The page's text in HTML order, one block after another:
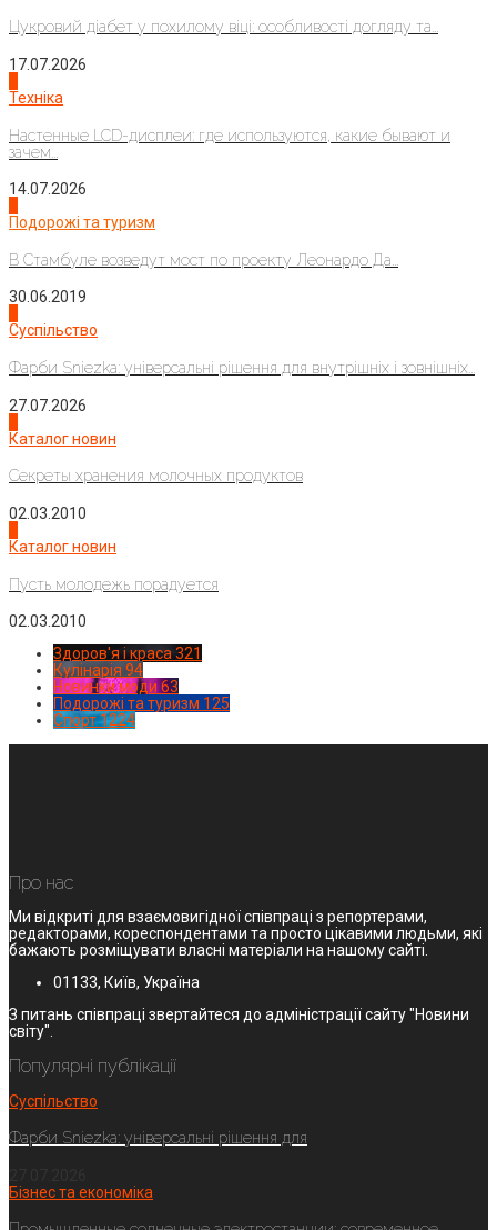
Цукровий діабет у похилому віці: особливості догляду та...
17.07.2026
Техніка
Настенные LCD-дисплеи: где используются, какие бывают и
зачем...
14.07.2026
Подорожі та туризм
В Стамбуле возведут мост по проекту Леонардо Да...
30.06.2019
Суспільство
Фарби Sniezka: універсальні рішення для внутрішніх і зовнішніх...
27.07.2026
Каталог новин
Секреты хранения молочных продуктов
02.03.2010
Каталог новин
Пусть молодежь порадуется
02.03.2010
Здоров'я і краса 321
Кулінарія 94
Новинки моди 63
Подорожі та туризм 125
Спорт1224
Про нас
Ми відкриті для взаємовигідної співпраці з репортерами,
редакторами, кореспондентами та просто цікавими людьми, які
бажають розміщувати власні матеріали на нашому сайті.
01133, Київ, Україна
З питань співпраці звертайтеся до адміністрації сайту "Новини
світу".
Популярні публікації
Суспільство
Фарби Sniezka: універсальні рішення для
Бізнес та економіка